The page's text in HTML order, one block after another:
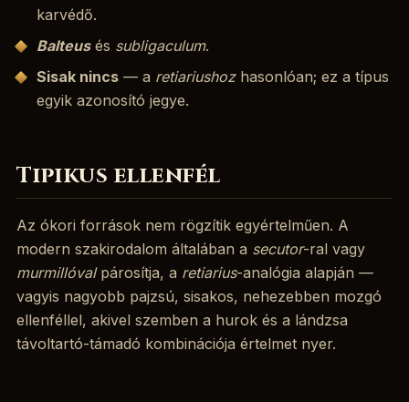
karvédő.
Balteusés subligaculum.
Sisak nincs — a retiariushozhasonlóan; ez a típus
egyik azonosító jegye.
Tipikus ellenfél
Az ókori források nem rögzítik egyértelműen. A
modern szakirodalom általában a secutor-ral vagy
murmillóvalpárosítja, a retiarius-analógia alapján —
vagyis nagyobb pajzsú, sisakos, nehezebben mozgó
ellenféllel, akivel szemben a hurok és a lándzsa
távoltartó-támadó kombinációja értelmet nyer.